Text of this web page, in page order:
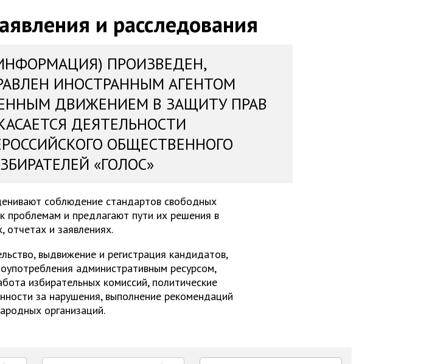
и расследования
ПРОИЗВЕДЕН,
ИНОСТРАННЫМ АГЕНТОМ
ДВИЖЕНИЕМ В ЗАЩИТУ ПРАВ
ДЕЯТЕЛЬНОСТИ
ОБЩЕСТВЕННОГО
«ГОЛОС»
соблюдение стандартов свободных
проблемам и предлагают пути их решения в
отчетах и заявлениях.
выдвижение и регистрация кандидатов,
административным ресурсом,
избирательных комиссий, политические
за нарушения, выполнение рекомендаций
организаций.